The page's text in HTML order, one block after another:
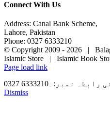
Connect With Us
Address: Canal Bank Scheme,
Lahore, Pakistan
Phone: 0327 6333210
© Copyright 2009 - 2026 |
Islamic Store | Islamic Book
Page load link
نمبر:۔6333210 0327
Dismiss